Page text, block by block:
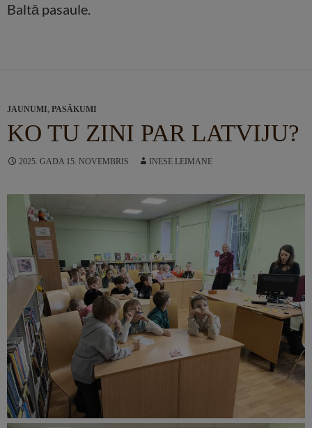
Baltā pasaule.
JAUNUMI, PASĀKUMI
KO TU ZINI PAR LATVIJU?
2025. GADA 15. NOVEMBRIS INESE LEIMANE